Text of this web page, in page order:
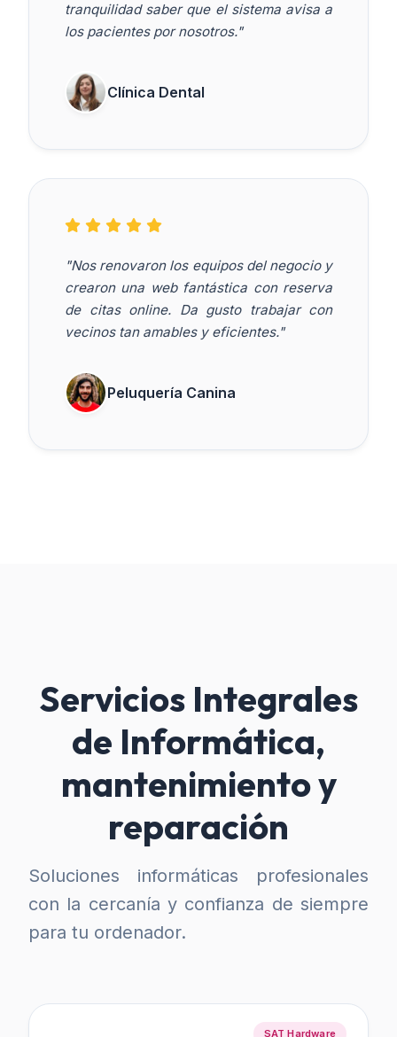
tranquilidad saber que el sistema avisa a
los pacientes por nosotros."
Clínica Dental
"Nos renovaron los equipos del negocio y
crearon una web fantástica con reserva
de citas online. Da gusto trabajar con
vecinos tan amables y eficientes."
Peluquería Canina
Servicios Integrales
de Informática,
mantenimiento y
reparación
Soluciones informáticas profesionales
con la cercanía y confianza de siempre
para tu ordenador.
SAT Hardware